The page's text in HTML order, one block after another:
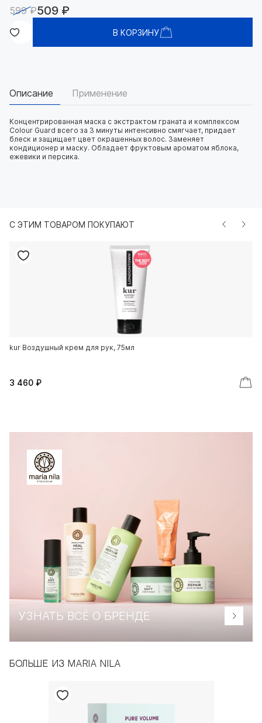
599 ₽509 ₽
В КОРЗИНУ
Описание Применение
Концентрированная маска с экстрактом граната и комплексом
Colour Guard всего за 3 минуты интенсивно смягчает, придает
блеск и защищает цвет окрашенных волос. Заменяет
кондиционер и маску. Обладает фруктовым ароматом яблока,
ежевики и персика.
С ЭТИМ ТОВАРОМ ПОКУПАЮТ
kur Воздушный крем для рук, 75мл
3 460 ₽
УЗНАТЬ ВСЁ О БРЕНДЕ
БОЛЬШЕ ИЗ MARIA NILA